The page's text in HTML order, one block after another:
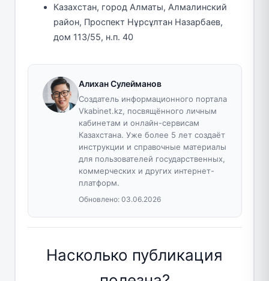
Казахстан, город Алматы, Алмалинский
район, Проспект Нұрсұлтан Назарбаев,
дом 113/55, н.п. 40
Алихан Сулейманов
Создатель информационного портала
Vkabinet.kz, посвящённого личным
кабинетам и онлайн-сервисам
Казахстана. Уже более 5 лет создаёт
инструкции и справочные материалы
для пользователей государственных,
коммерческих и других интернет-
платформ.
Обновлено: 03.06.2026
Насколько публикация